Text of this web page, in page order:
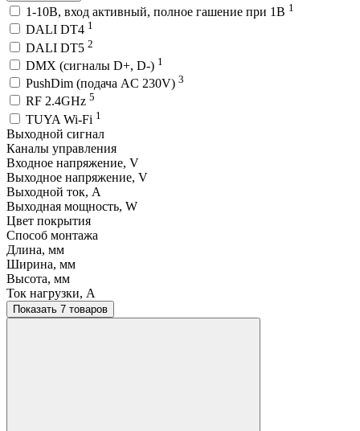
1-10В, вход активный, полное гашение при 1В 1
DALI DT4 1
DALI DT5 2
DMX (сигналы D+, D-) 1
PushDim (подача AC 230V) 3
RF 2.4GHz 5
TUYA Wi-Fi 1
Выходной сигнал
Каналы управления
Входное напряжение, V
Выходное напряжение, V
Выходной ток, A
Выходная мощность, W
Цвет покрытия
Способ монтажа
Длина, мм
Ширина, мм
Высота, мм
Ток нагрузки, A
Показать 7 товаров